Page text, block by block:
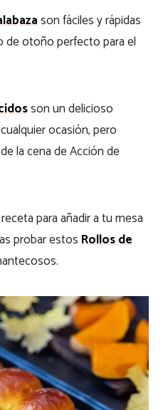
son fáciles y rápidas
de otoño perfecto para el
son undelicioso
ocasión, pero
la cena de Acción de
para añadir a tu mesa
probar estosRollosde